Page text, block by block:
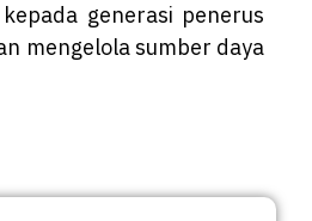
generasi penerus
mengelola sumber daya